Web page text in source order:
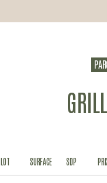
LOT SURFACE SDP